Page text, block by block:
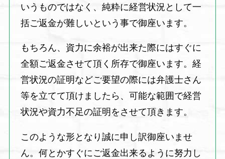
いうものではなく、純粋に経営状況として一
括ご返金が難しいという事で御座います。
もちろん、資力に余裕が出来た際にはすぐに
全額ご返金させて頂く所存で御座います。経
営状況の証明などご要望の際には弁護士さん
等を立てて頂けましたら、可能な範囲で経営
状況や資力不足の証明をさせて頂きます。
このような形となり誠に申し訳御座いませ
ん。何とかすぐにご返金出来るように努力し